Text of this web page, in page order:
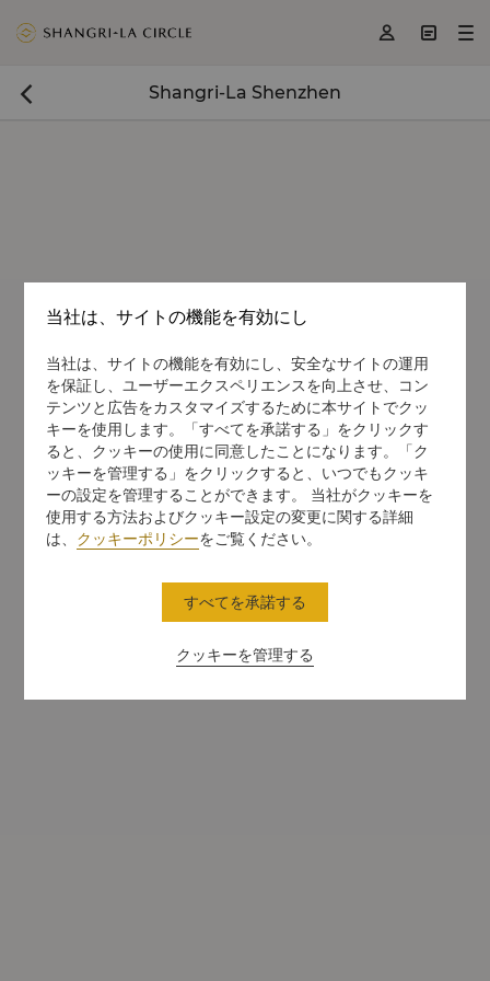
  
 Shangri-La Shenzhen
当社は、サイトの機能を有効にし
当社は、サイトの機能を有効にし、安全なサイトの運用
を保証し、ユーザーエクスペリエンスを向上させ、コン
テンツと広告をカスタマイズするために本サイトでクッ
キーを使用します。「すべてを承諾する」をクリックす
ると、クッキーの使用に同意したことになります。「ク
ッキーを管理する」をクリックすると、いつでもクッキ
ーの設定を管理することができます。 当社がクッキーを
使用する方法およびクッキー設定の変更に関する詳細
は、 クッキーポリシーをご覧ください。
クッキーを管理する
すべてを承諾する